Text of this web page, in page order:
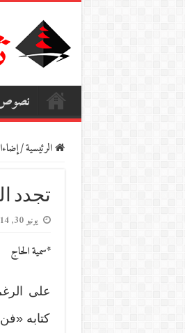
الرئيسية/
تجدد
يونيو 30, 2014
*سمية الحاج
كتابه